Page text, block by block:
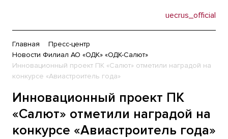
uecrus_official
Главная
Пресс-центр
Новости Филиал АО «ОДК» «ОДК-Салют»
Инновационный проект ПК «Салют» отметили наградой на
конкурсе «Авиастроитель года»
Инновационный проект ПК
«Салют» отметили наградой на
конкурсе «Авиастроитель года»